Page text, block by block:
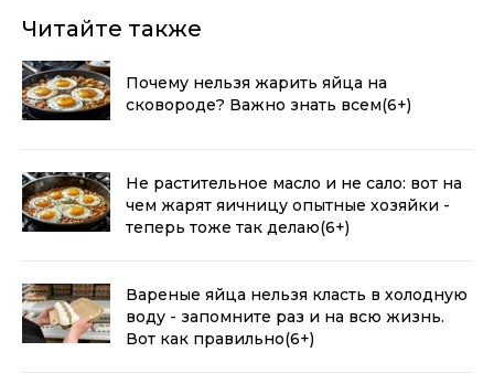
Читайте также
Почему нельзя жарить яйца на
сковороде? Важно знать всем(6+)
Не растительное масло и не сало: вот на
чем жарят яичницу опытные хозяйки -
теперь тоже так делаю(6+)
Вареные яйца нельзя класть в холодную
воду - запомните раз и на всю жизнь.
Вот как правильно(6+)